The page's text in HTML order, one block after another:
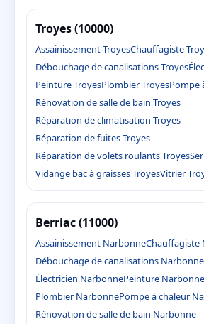
Troyes (10000)
Assainissement TroyesChauffagiste
Débouchage de canalisations Troyes
Peinture TroyesPlombier TroyesPompe
Rénovation de salle de bain Troyes
Réparation de climatisation Troyes
Réparation de fuites Troyes
Réparation de volets roulants Troyes
Vidange bac à graisses TroyesVitrier
Berriac (11000)
Assainissement NarbonneChauffagiste
Débouchage de canalisations Narbonne
Électricien NarbonnePeinture Narbonne
Plombier NarbonnePompe à chaleur
Rénovation de salle de bain Narbonne